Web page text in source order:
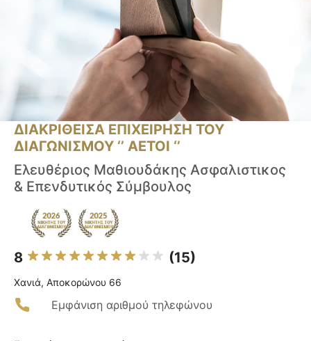
ΔΙΑΚΡΙΘΕΙΣΑ ΕΠΙΧΕΙΡΗΣΗ ΤΟΥ
ΔΙΑΓΩΝΙΣΜΟΥ ‘’ ΑΕΤΟΙ ‘’
Ελευθέριος Μαθιουδάκης Ασφαλιστικος
& Επενδυτικός Σύμβουλος
8 (15)
Χανιά, Αποκορώνου 66
Εμφάνιση αριθμού τηλεφώνου